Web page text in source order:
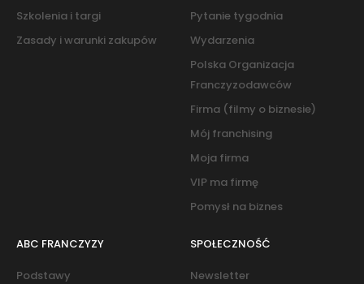
Szkolenia i targi
Zasady i warunki zakupów
Pytanie tygodnia
Wydarzenia
Polska Organizacja
Franczyzodawców
Firma (filmy o biznesie)
Mój franchising
Moja firma
VIP ma firmę
Pomysł na biznes
ABC FRANCZYZY
Podstawy
SPOŁECZNOŚĆ
Newsletter